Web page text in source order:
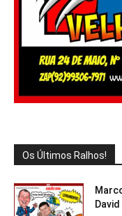
Os Últimos Ralhos!